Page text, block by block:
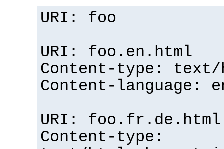
URI: foo
URI: foo.en.html
Content-type: text/
Content-language:
URI: foo.fr.de.html
Content-type: